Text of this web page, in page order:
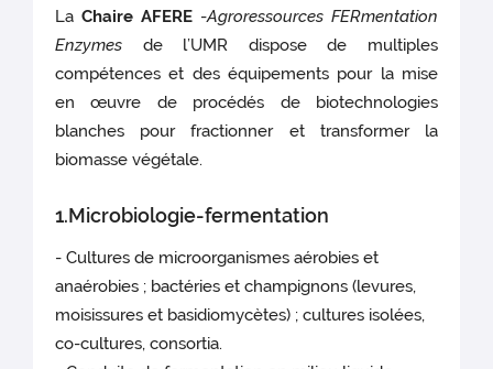
LaChaire AFERE -Agroressources FERmentation
Enzymes de l’UMR dispose de multiples
compétences et des équipements pour la mise
en œuvre de procédés de biotechnologies
blanches pour fractionner et transformer la
biomasse végétale.
1.Microbiologie-fermentation
- Cultures de microorganismes aérobies et
anaérobies ; bactéries et champignons (levures,
moisissures et basidiomycètes) ; cultures isolées,
co-cultures, consortia.